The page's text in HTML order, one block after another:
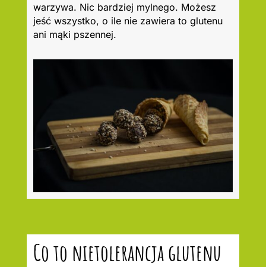
warzywa. Nic bardziej mylnego. Możesz
jeść wszystko, o ile nie zawiera to glutenu
ani mąki pszennej.
Co to nietolerancja glutenu